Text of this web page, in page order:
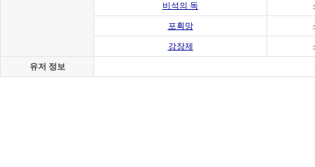
비석의 독
포획망
강장제
유저 정보